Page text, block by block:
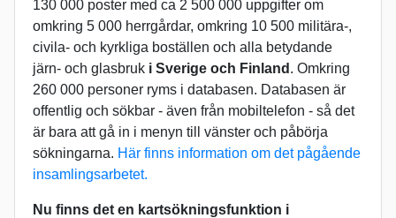
130 000 poster med ca 2 500 000 uppgifter om
omkring 5 000 herrgårdar, omkring 10 500 militära-,
civila- och kyrkliga boställen och alla betydande
järn- och glasbruk i Sverige och Finland . Omkring
260 000 personer ryms i databasen. Databasen är
offentlig och sökbar - även från mobiltelefon - så det
är bara att gå in i menyn till vänster och påbörja
sökningarna. Här finns information om det pågående
insamlingsarbetet.
Nu finns det en kartsökningsfunktion i